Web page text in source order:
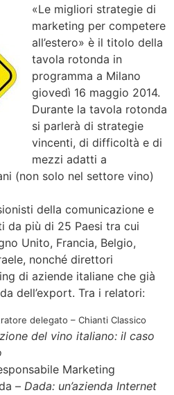
«Le migliori strategie di
marketing per competere
all’estero» è il titolo della
tavola rotonda in
programma a Milano
giovedì 16 maggio 2014.
Durante la tavola rotonda
si parlerà di strategie
vincenti, di difficoltà e di
mezzi adatti a
(non solo nel settore vino)
della comunicazione e
da più di 25 Paesi tra cui
Unito, Francia, Belgio,
nonché direttori
di aziende italiane che già
dell’export. Tra i relatori:
delegato – Chianti Classico
del vino italiano: il caso
Marketing
– Dada: un’azienda Internet